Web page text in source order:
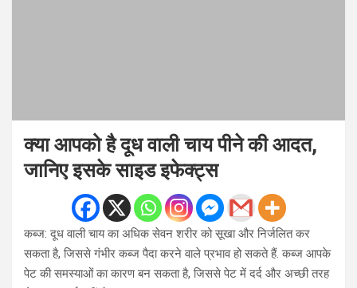
क्या आपको है दूध वाली चाय पीने की आदत,
जानिए इसके साइड इफेक्ट्स
कब्ज: दूध वाली चाय का अधिक सेवन शरीर को सूखा और निर्जलित कर
सकता है, जिससे गंभीर कब्ज पैदा करने वाले प्रभाव हो सकते हैं. कब्ज आपके
पेट की समस्याओं का कारण बन सकता है, जिससे पेट में दर्द और अच्छी तरह